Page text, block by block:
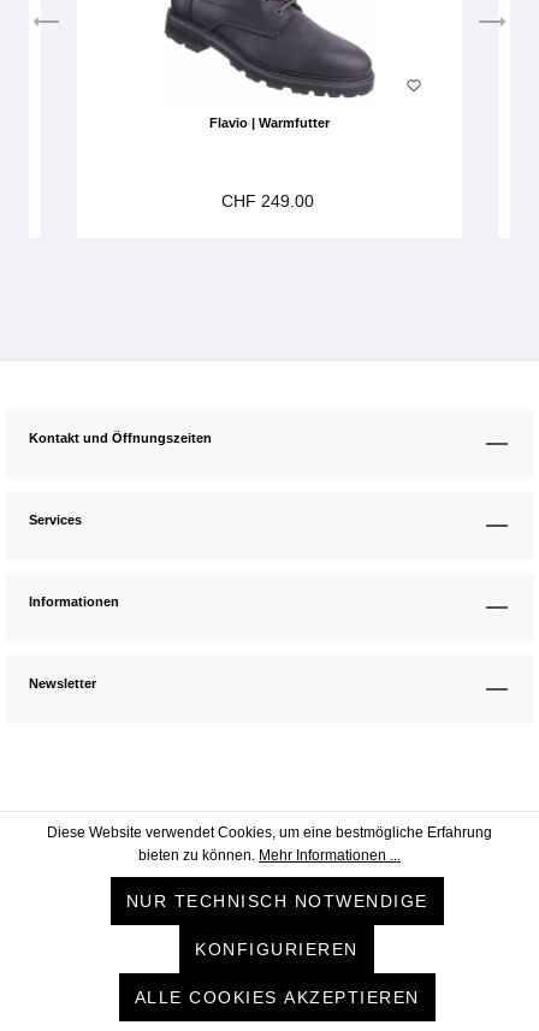
Flavio | Warmfutter
CHF 249.00
Kontakt und Öffnungszeiten
Services
Informationen
Newsletter
Diese Website verwendet Cookies, um eine bestmögliche Erfahrung
bieten zu können. Mehr Informationen ...
NUR TECHNISCH NOTWENDIGE
KONFIGURIEREN
ALLE COOKIES AKZEPTIEREN